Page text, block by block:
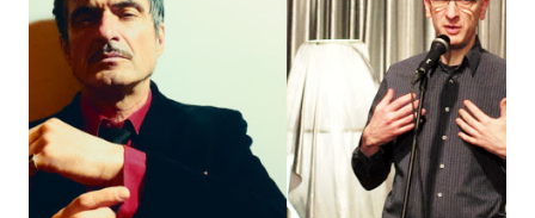
Wedding muss man immer aufpassen!” “Mach ich!”,
bestätigte der freundliche Nachbar, "Hab alles im Blick!”
Wir fixierten die ertappte Krähe, die sich zurückzog.
Heute ging sie leer aus, Abspann, Ende. Die Brauseboys am
Donnerstag, 4.6. (20 Uhr) Mit Mareike Barmeyer , Jobinski
und Bjarne Haus der Sinne (Ystader St...